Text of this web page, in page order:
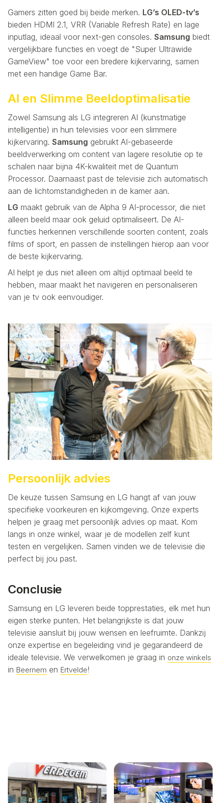
Gamers zitten goed bij beide merken. LG’s OLED-tv’s
bieden HDMI 2.1, VRR (Variable Refresh Rate) en lage
inputlag, ideaal voor next-gen consoles. Samsung biedt
vergelijkbare functies en voegt de "Super Ultrawide
GameView" toe voor een bredere kijkervaring, samen
met een handige Game Bar.
AI en Slimme Beeldoptimalisatie
Zowel Samsung als LG integreren AI (kunstmatige
intelligentie) in hun televisies voor een slimmere
kijkervaring. Samsung gebruikt AI-gebaseerde
beeldverwerking om content van lagere resolutie op te
schalen naar bijna 4K-kwaliteit met de Quantum
Processor. Daarnaast past de televisie zich automatisch
aan de lichtomstandigheden in de kamer aan.
LG maakt gebruik van de Alpha 9 AI-processor, die niet
alleen beeld maar ook geluid optimaliseert. De AI-
functies herkennen verschillende soorten content, zoals
films of sport, en passen de instellingen hierop aan voor
de beste kijkervaring.
AI helpt je dus niet alleen om altijd optimaal beeld te
hebben, maar maakt het navigeren en personaliseren
van je tv ook eenvoudiger.
Persoonlijk advies
De keuze tussen Samsung en LG hangt af van jouw
specifieke voorkeuren en kijkomgeving. Onze experts
helpen je graag met persoonlijk advies op maat. Kom
langs in onze winkel, waar je de modellen zelf kunt
testen en vergelijken. Samen vinden we de televisie die
perfect bij jou past.
Conclusie
Samsung en LG leveren beide topprestaties, elk met hun
eigen sterke punten. Het belangrijkste is dat jouw
televisie aansluit bij jouw wensen en leefruimte. Dankzij
onze expertise en begeleiding vind je gegarandeerd de
ideale televisie. We verwelkomen je graag in onze winkels
in Beernem en Ertvelde!